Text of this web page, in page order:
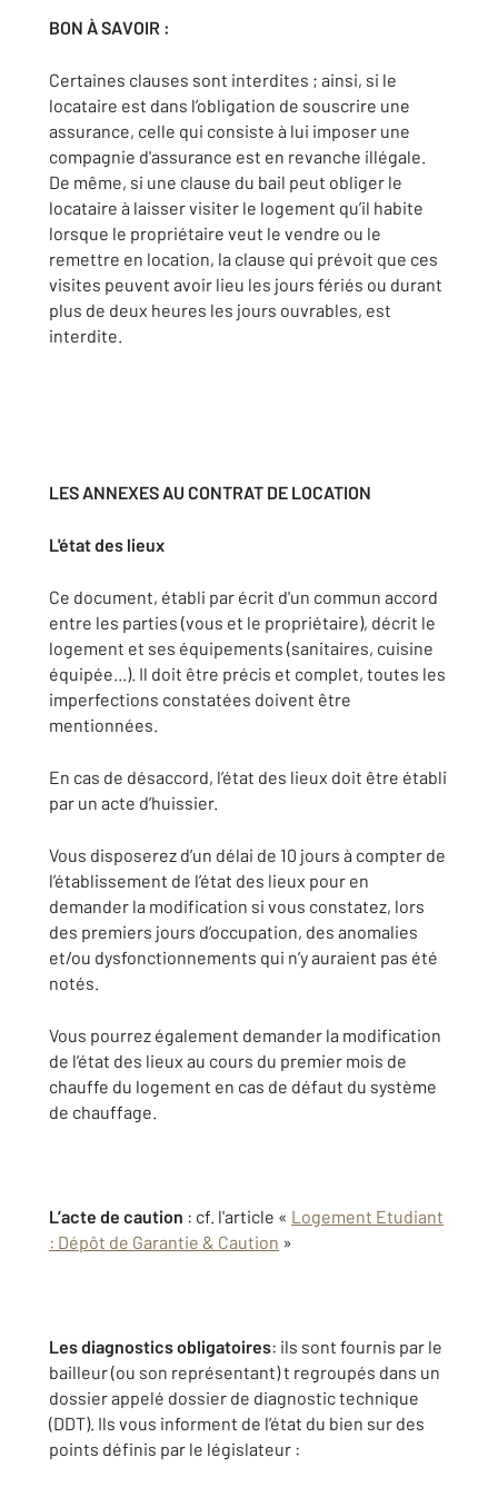
BON À SAVOIR :
Certaines clauses sont interdites ; ainsi, si le
locataire est dans l’obligation de souscrire une
assurance, celle qui consiste à lui imposer une
compagnie d'assurance est en revanche illégale.
De même, si une clause du bail peut obliger le
locataire à laisser visiter le logement qu’il habite
lorsque le propriétaire veut le vendre ou le
remettre en location, la clause qui prévoit que ces
visites peuvent avoir lieu les jours fériés ou durant
plus de deux heures les jours ouvrables, est
interdite.
LES ANNEXES AU CONTRAT DE LOCATION
L'état des lieux
Ce document, établi par écrit d'un commun accord
entre les parties (vous et le propriétaire), décrit le
logement et ses équipements (sanitaires, cuisine
équipée...). Il doit être précis et complet, toutes les
imperfections constatées doivent être
mentionnées.
En cas de désaccord, l’état des lieux doit être établi
par un acte d’huissier.
Vous disposerez d’un délai de 10 jours à compter de
l’établissement de l’état des lieux pour en
demander la modification si vous constatez, lors
des premiers jours d’occupation, des anomalies
et/ou dysfonctionnements qui n’y auraient pas été
notés.
Vous pourrez également demander la modification
de l’état des lieux au cours du premier mois de
chauffe du logement en cas de défaut du système
de chauffage.
L’acte de caution : cf. l'article « Logement Etudiant
: Dépôt de Garantie & Caution »
Les diagnostics obligatoires: ils sont fournis par le
bailleur (ou son représentant) t regroupés dans un
dossier appelé dossier de diagnostic technique
(DDT). Ils vous informent de l’état du bien sur des
points définis par le législateur :